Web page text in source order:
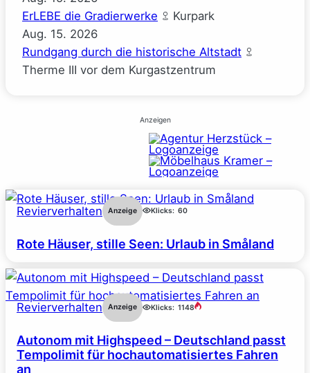
ErLEBE die Gradierwerke
Kurpark
Aug. 15. 2026
Rundgang durch die historische Altstadt
Therme III vor dem Kurgastzentrum
Anzeigen
Revierverhalten Anzeige Klicks: 60
Rote Häuser, stille Seen: Urlaub in Småland
Revierverhalten Anzeige Klicks: 1148
Autonom mit Highspeed – Deutschland passt
Tempolimit für hochautomatisiertes Fahren
an